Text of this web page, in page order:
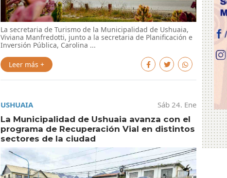
La secretaria de Turismo de la Municipalidad de Ushuaia,
Viviana Manfredotti, junto a la secretaria de Planificación e
Inversión Pública, Carolina ...
Leer más +
USHUAIA
Sáb 24. Ene
La Municipalidad de Ushuaia avanza con el
programa de Recuperación Vial en distintos
sectores de la ciudad